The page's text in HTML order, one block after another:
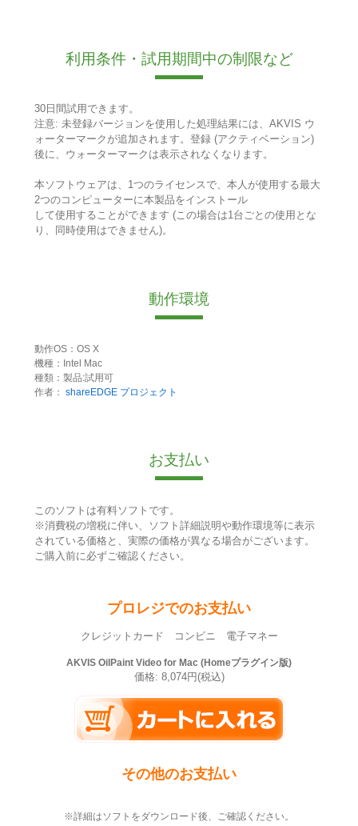
利用条件・試用期間中の制限など
30日間試用できます。
注意: 未登録バージョンを使用した処理結果には、AKVIS ウ
ォーターマークが追加されます。登録 (アクティベーション)
後に、ウォーターマークは表示されなくなります。
本ソフトウェアは、1つのライセンスで、本人が使用する最大
2つのコンピューターに本製品をインストール
して使用することができます (この場合は1台ごとの使用とな
り、同時使用はできません)。
動作環境
動作OS：OS X
機種：Intel Mac
種類：製品:試用可
作者： shareEDGE プロジェクト
お支払い
このソフトは有料ソフトです。
※消費税の増税に伴い、ソフト詳細説明や動作環境等に表示
されている価格と、実際の価格が異なる場合がございます。
ご購入前に必ずご確認ください。
プロレジでのお支払い
クレジットカード コンビニ 電子マネー
AKVIS OilPaint Video for Mac (Homeプラグイン版)
価格: 8,074円(税込)
その他のお支払い
※詳細はソフトをダウンロード後、ご確認ください。